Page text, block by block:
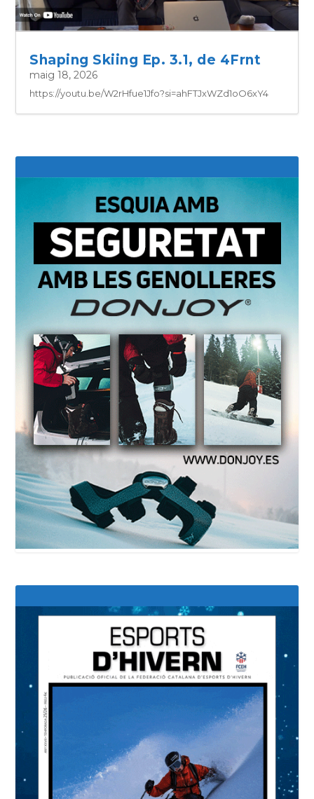
Shaping Skiing Ep. 3.1, de 4Frnt
maig 18, 2026
https://youtu.be/W2rHfue1Jfo?si=ahFTJxWZd1oO6xY4